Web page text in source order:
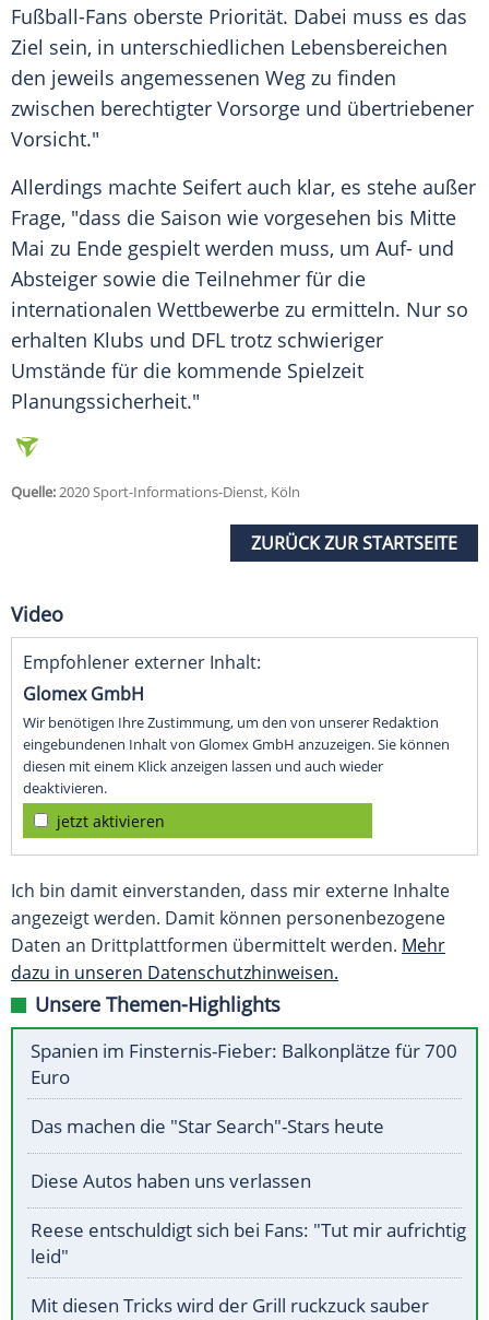
Fußball-Fans oberste Priorität. Dabei muss es das
Ziel sein, in unterschiedlichen Lebensbereichen
den jeweils angemessenen Weg zu finden
zwischen berechtigter Vorsorge und übertriebener
Vorsicht."
Allerdings machte Seifert auch klar, es stehe außer
Frage, "dass die Saison wie vorgesehen bis Mitte
Mai zu Ende gespielt werden muss, um Auf- und
Absteiger sowie die Teilnehmer für die
internationalen Wettbewerbe zu ermitteln. Nur so
erhalten Klubs und DFL trotz schwieriger
Umstände für die kommende Spielzeit
Planungssicherheit."
Quelle:2020 Sport-Informations-Dienst, Köln
ZURÜCK ZUR STARTSEITE
Video
Empfohlener externer Inhalt:
Glomex GmbH
Wir benötigen Ihre Zustimmung, um den von unserer Redaktion
eingebundenen Inhalt von Glomex GmbH anzuzeigen. Sie können
diesen mit einem Klick anzeigen lassen und auch wieder
deaktivieren.
jetzt aktivieren
Ich bin damit einverstanden, dass mir externe Inhalte
angezeigt werden. Damit können personenbezogene
Daten an Drittplattformen übermittelt werden. Mehr
dazu in unseren Datenschutzhinweisen.
Unsere Themen-Highlights
Spanien im Finsternis-Fieber: Balkonplätze für 700
Euro
Das machen die "Star Search"-Stars heute
Diese Autos haben uns verlassen
Reese entschuldigt sich bei Fans: "Tut mir aufrichtig
leid"
Mit diesen Tricks wird der Grill ruckzuck sauber